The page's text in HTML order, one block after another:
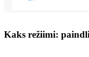
Kaks režiimi: